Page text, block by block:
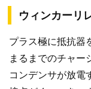
ウィンカーリ
プラス極に抵抗器
まるまでのチャー
コンデンサが放電